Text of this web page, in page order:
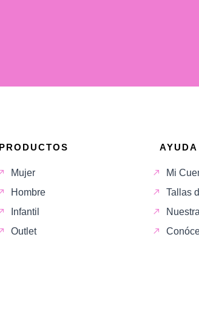
PRODUCTOS
Mujer
Hombre
Infantil
Outlet
AYUDA
Mi
Tallas